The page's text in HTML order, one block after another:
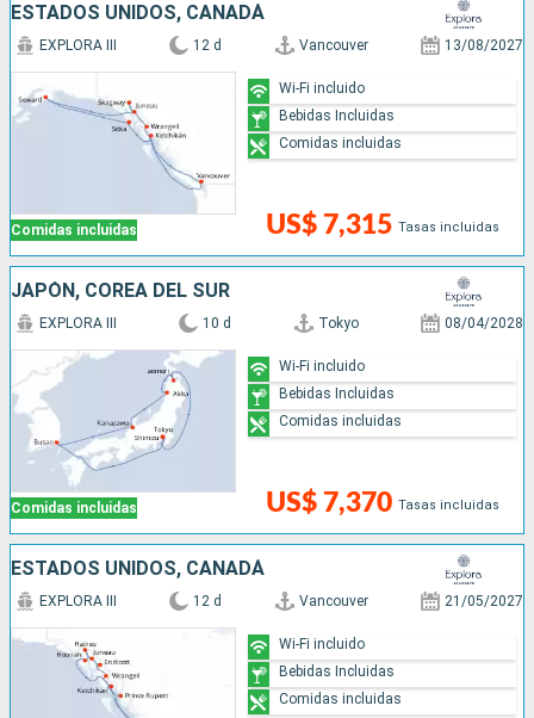
ESTADOS UNIDOS, CANADÁ
Comidas incluidas
EXPLORA III 12 d Vancouver 13/08/2027
US$ 7,315 Tasas incluidas
Wi-Fi incluido
Bebidas Incluidas
Comidas incluidas
JAPÓN, COREA DEL SUR
Comidas incluidas
EXPLORA III 10 d Tokyo 08/04/2028
US$ 7,370 Tasas incluidas
Wi-Fi incluido
Bebidas Incluidas
Comidas incluidas
ESTADOS UNIDOS, CANADÁ
EXPLORA III 12 d Vancouver 21/05/2027
Wi-Fi incluido
Bebidas Incluidas
Comidas incluidas